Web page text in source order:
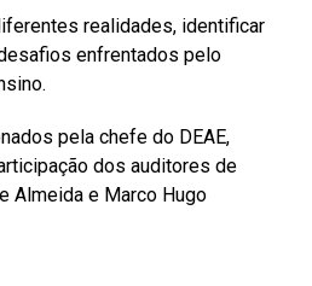
realidades, identificar
enfrentados pelo
pela chefe do DEAE,
dos auditores de
Almeida e Marco Hugo